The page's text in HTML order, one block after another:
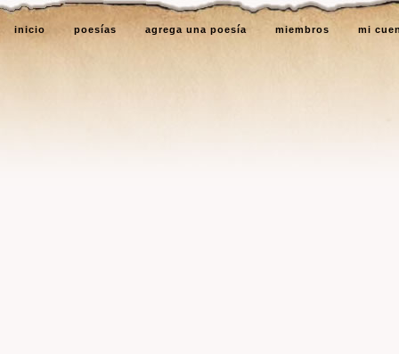
inicio poesías agrega una poesía miembros mi